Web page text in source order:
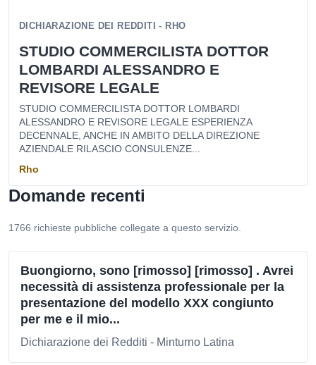
DICHIARAZIONE DEI REDDITI - RHO
STUDIO COMMERCILISTA DOTTOR
LOMBARDI ALESSANDRO E
REVISORE LEGALE
STUDIO COMMERCILISTA DOTTOR LOMBARDI
ALESSANDRO E REVISORE LEGALE ESPERIENZA
DECENNALE, ANCHE IN AMBITO DELLA DIREZIONE
AZIENDALE RILASCIO CONSULENZE...
Rho
Domande recenti
1766 richieste pubbliche collegate a questo servizio.
Buongiorno, sono [rimosso] [rimosso] . Avrei
necessità di assistenza professionale per la
presentazione del modello XXX congiunto
per me e il mio...
Dichiarazione dei Redditi - Minturno Latina